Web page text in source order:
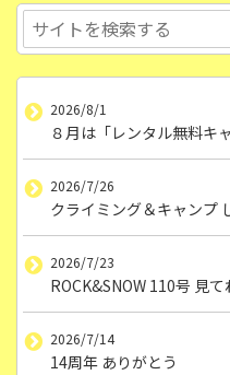
2026/8/1
８月は「レンタル無料キ
2026/7/26
クライミング＆キャンプ
2026/7/23
ROCK&SNOW 110号 見て
2026/7/14
14周年 ありがとう